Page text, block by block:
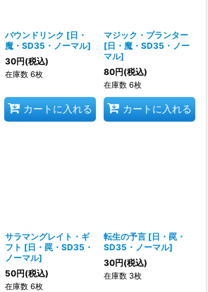
バウンドリンク [日・
魔・SD35・ノーマル]
30円(税込)
在庫数 6枚
カートに入れる
マジック・プランター
[日・魔・SD35・ノー
マル]
80円(税込)
在庫数 6枚
カートに入れる
サラマングレイト・ギ
フト [日・罠・SD35・
ノーマル]
50円(税込)
在庫数 6枚
転生の予言 [日・罠・
SD35・ノーマル]
30円(税込)
在庫数 3枚